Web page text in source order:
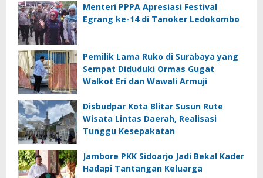
Menteri PPPA Apresiasi Festival
Egrang ke-14 di Tanoker Ledokombo
Pemilik Lama Ruko di Surabaya yang
Sempat Diduduki Ormas Gugat
Walkot Eri dan Wawali Armuji
Disbudpar Kota Blitar Susun Rute
Wisata Lintas Daerah, Realisasi
Tunggu Kesepakatan
Jambore PKK Sidoarjo Jadi Bekal Kader
Hadapi Tantangan Keluarga